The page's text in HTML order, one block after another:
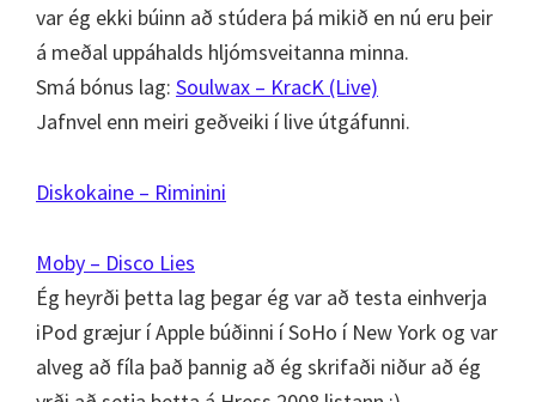
var ég ekki búinn að stúdera þá mikið en nú eru þeir
á meðal uppáhalds hljómsveitanna minna.
Smá bónus lag: Soulwax – KracK (Live)
Jafnvel enn meiri geðveiki í live útgáfunni.
Diskokaine – Riminini
Moby – Disco Lies
Ég heyrði þetta lag þegar ég var að testa einhverja
iPod græjur í Apple búðinni í SoHo í New York og var
alveg að fíla það þannig að ég skrifaði niður að ég